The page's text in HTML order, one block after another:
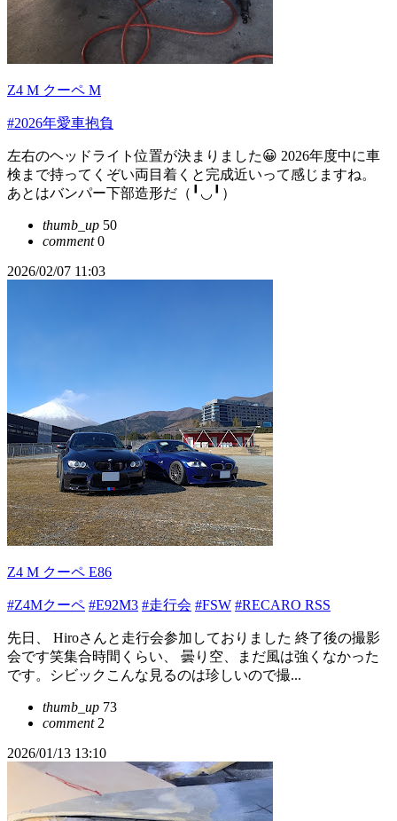
Z4 M クーペ M
#2026年愛車抱負
左右のヘッドライト位置が決まりました😀 2026年度中に車
検まで持ってくぞい両目着くと完成近いって感じますね。
あとはバンパー下部造形だ（╹◡╹）
thumb_up 50
comment0
2026/02/07 11:03
Z4 M クーペ E86
#Z4Mクーペ #E92M3 #走行会 #FSW #RECARO RSS
先日、 Hiroさんと走行会参加しておりました 終了後の撮影
会です笑集合時間くらい、 曇り空、まだ風は強くなかった
です。シビックこんな見るのは珍しいので撮...
thumb_up 73
comment2
2026/01/13 13:10